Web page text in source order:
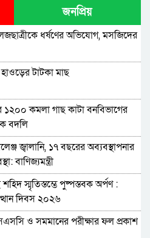
মামলা: শেখ হাসিনাসহ ৪১ জনের
অভিযোগ
শুরু হয়েছে, ১১ দল এখন ৯ দলে
খান
পরবর্তী রাষ্ট্রপতি, আলোচনায় এক
শিশু ফাহিমা হত্যা মামলার
হামলা
ছবি ছড়ানোর অভিযোগ
ক্রিয়েটর রাফিয়ার
মারধর: ছাত্রদল নেতা হাসিবুর
ক্যাম্পাসে নিষিদ্ধ ২ বছর
জনপ্রিয়
ধর্ষণের অভিযোগ, মসজিদের
টাটকা মাছ
১২০০ কমলা গাছ কাটা বনবিভাগের
বদলি
জ্বালানি, ১৭ বছরের অব্যবস্থাপনার
বাণিজ্যমন্ত্রী
স্মৃতিস্তম্ভে পুষ্পস্তবক অর্পণ :
দিবস ২০২৬
ও সমমানের পরীক্ষার ফল প্রকাশ